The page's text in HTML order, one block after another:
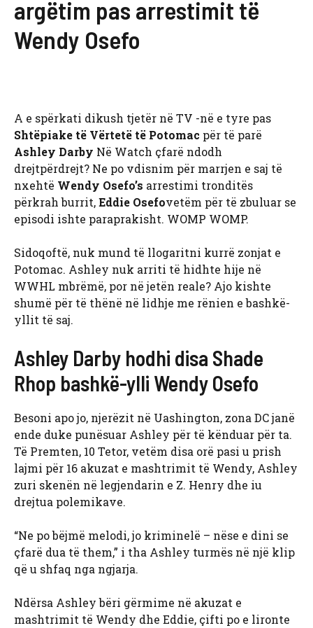
argëtim pas arrestimit të
Wendy Osefo
A e spërkati dikush tjetër në TV -në e tyre pas
Shtëpiake të Vërtetë të Potomac për të parë
Ashley Darby Në Watch çfarë ndodh
drejtpërdrejt? Ne po vdisnim për marrjen e saj të
nxehtë Wendy Osefo’s arrestimi tronditës
përkrah burrit,Eddie Osefovetëm për të zbuluar se
episodi ishte paraprakisht. WOMP WOMP.
Sidoqoftë, nuk mund të llogaritni kurrë zonjat e
Potomac. Ashley nuk arriti të hidhte hije në
WWHL mbrëmë, por në jetën reale? Ajo kishte
shumë për të thënë në lidhje me rënien e bashkë-
yllit të saj.
Ashley Darby hodhi disa Shade
Rhop bashkë-ylli Wendy Osefo
Besoni apo jo, njerëzit në Uashington, zona DC janë
ende duke punësuar Ashley për të kënduar për ta.
Të Premten, 10 Tetor, vetëm disa orë pasi u prish
lajmi për 16 akuzat e mashtrimit të Wendy, Ashley
zuri skenën në legjendarin e Z. Henry dhe iu
drejtua polemikave.
“Ne po bëjmë melodi, jo kriminelë – nëse e dini se
çfarë dua të them,” i tha Ashley turmës në një klip
që u shfaq nga ngjarja.
Ndërsa Ashley bëri gërmime në akuzat e
mashtrimit të Wendy dhe Eddie, çifti po e lironte